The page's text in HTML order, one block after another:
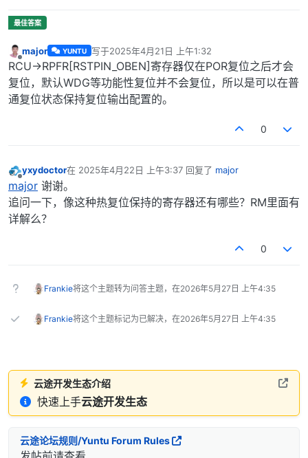
离线
major YUNTU 写于2025年4月21日 上午1:32
最后由 编辑
RCU->RPFR[RSTPIN_OBEN]寄存器仅在POR复位之后才会
复位，默认WDG等功能性复位并不会复位，所以是可以在普
通复位状态保持复位输出配置的。
0
离线
yxydoctor在 2025年4月22日 上午3:37 回复了 major
最后由 编辑
major 谢谢。
追问一下，像这种热复位保持的寄存器还有哪些？RM里面有
详解么？
0
Frankie将这个主题转为问答主题，在2026年5月27日 上午4:35
Frankie将这个主题标记为已解决，在2026年5月27日 上午4:35
云途开发生态介绍
快速上手云途开发生态
云途论坛规则/Yuntu Forum Rules